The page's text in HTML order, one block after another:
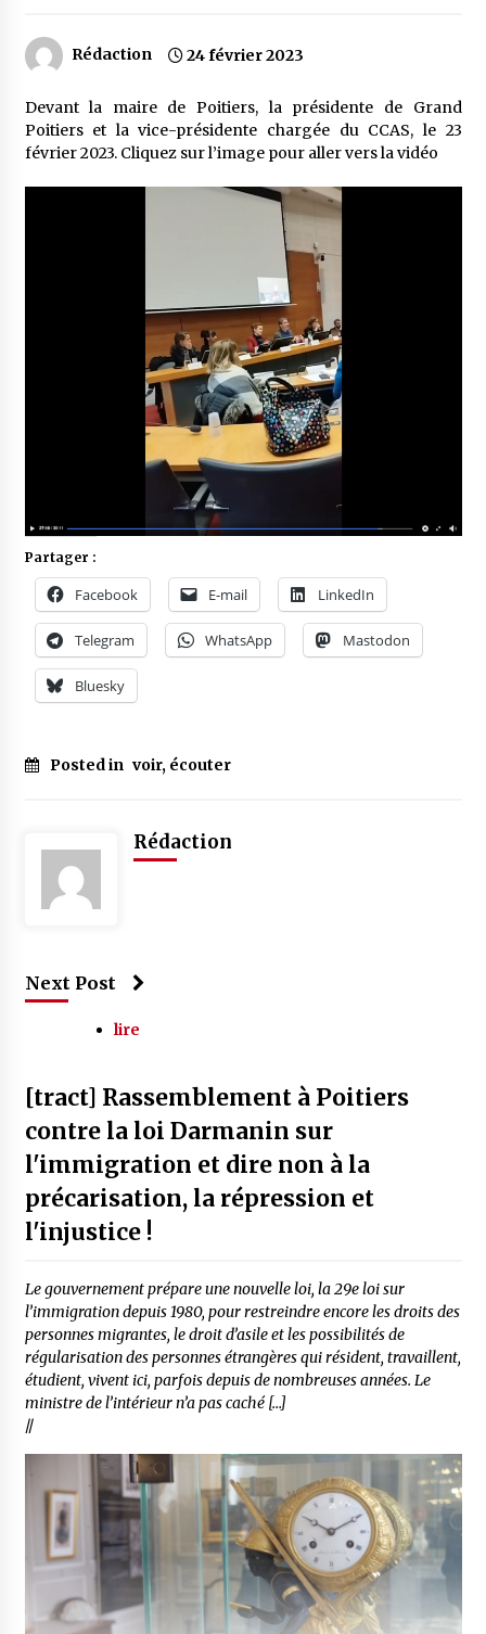
Rédaction 24 février 2023
Devant la maire de Poitiers, la présidente de Grand
Poitiers et la vice-présidente chargée du CCAS, le 23
février 2023. Cliquez sur l’image pour aller vers la vidéo
Partager :
Facebook E-mail LinkedIn
Telegram WhatsApp Mastodon
Bluesky
Posted in voir, écouter
Rédaction
Next Post
lire
[tract] Rassemblement à Poitiers
contre la loi Darmanin sur
l'immigration et dire non à la
précarisation, la répression et
l'injustice !
Le gouvernement prépare une nouvelle loi, la 29e loi sur
l’immigration depuis 1980, pour restreindre encore les droits des
personnes migrantes, le droit d’asile et les possibilités de
régularisation des personnes étrangères qui résident, travaillent,
étudient, vivent ici, parfois depuis de nombreuses années. Le
ministre de l’intérieur n’a pas caché […]
//